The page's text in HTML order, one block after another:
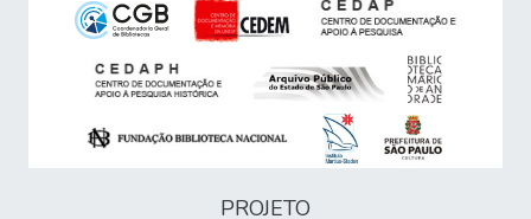
PROJETO